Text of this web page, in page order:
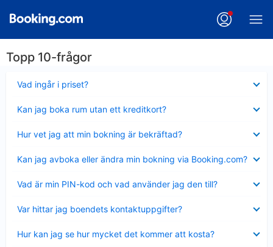
Topp 10-frågor
Vad ingår i priset?
mindre
Kan jag boka rum utan ett kreditkort?
mindre
Hur vet jag att min bokning är bekräftad?
mindre
Kan jag avboka eller ändra min bokning via Booking.com?
mindre
Vad är min PIN-kod och vad använder jag den till?
mindre
Var hittar jag boendets kontaktuppgifter?
mindre
Hur kan jag se hur mycket det kommer att kosta?
mindre